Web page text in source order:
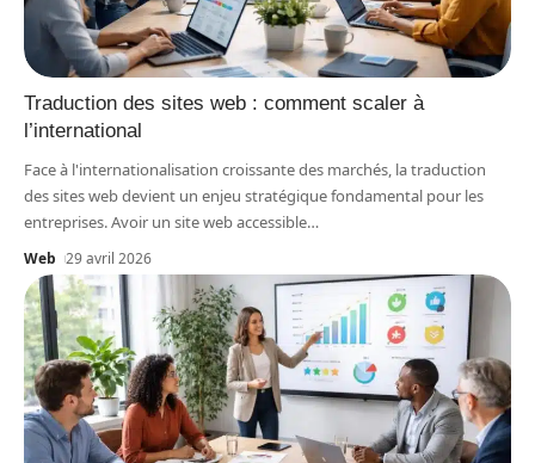
Traduction des sites web : comment scaler à
l’international
Face à l'internationalisation croissante des marchés, la traduction
des sites web devient un enjeu stratégique fondamental pour les
entreprises. Avoir un site web accessible…
Web 29 avril 2026